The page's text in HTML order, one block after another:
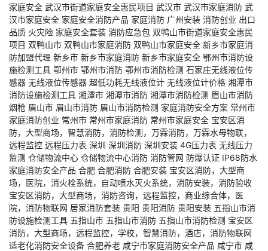
家庭安全 武汉市街道家庭安全惠民项目 武汉市 武汉市家庭消防 武
汉市家庭安全 家庭安全消防产品 家庭消防 广州安装 消防创业 出口
品质 火灾险 家庭安全套装 消防应急包 双鸭山市街道家庭安全惠民
项目 双鸭山市 双鸭山市家庭消防 双鸭山市家庭安全 新乡市家庭消
防加盟代理 新乡市 新乡市家庭消防 新乡市家庭安全 鄂州市消防设
施检测工具 鄂州市 鄂州市消防 鄂州市消防检测 石家庄无线液位传
感器 无线液位传感器 超低功耗无线液位计 无线液位计价格 湘潭市
消防设施检测工具 湘潭市 湘潭市消防 湘潭市消防检测 眉山市消防
烟枪 眉山市 眉山市消防 眉山市消防检测 家庭消防安全方案 常州市
家庭消防创业 常州市 常州市家庭消防 常州市家庭安全 宝安区消
防，大型商场，智慧消防，消防检测，万霖消防，万霖水母物联，
远程监控 远程压力表 深圳 深圳消防 深圳安装 4G压力表 无线压力
监测 仓储物流中心 仓储物流中心消防 消防管网 防爆认证 IP68防水
家庭消防安全产品 合肥 合肥消防 合肥安装 宝安区消防，大型商
场，医院，消火栓系统，自动喷水灭火系统，消防安装，消防验收
宝安区消防，大型商场，消防咨询，远程监控，商业综合体，医
院，消防物联网 居家消防套装 贵阳 贵阳消防 贵阳安装 五指山市消
防设施检测工具 五指山市 五指山市消防 五指山市消防检测 宝安区
消防，大型商场，远程监控，学校，智慧消防，酒店，消防物联网
适老化消防安全设备 合肥养老 咸宁市家庭消防安全产品 咸宁市 咸